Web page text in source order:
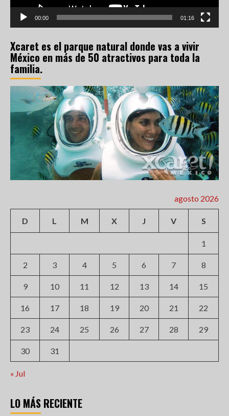
00:00 01:16
Xcaret es el parque natural donde vas a vivir
México en más de 50 atractivos para toda la
familia.
agosto 2026
D L M X J V S
1
2 3 4 5 6 7 8
9 10 11 12 13 14 15
16 17 18 19 20 21 22
23 24 25 26 27 28 29
30 31
« Jul
LO MÁS RECIENTE